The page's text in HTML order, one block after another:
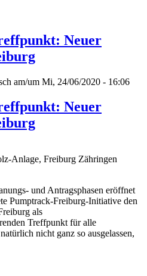
Neuer
am/um Mi, 24/06/2020 - 16:06
Neuer
Anlage, Freiburg Zähringen
und Antragsphasen eröffnet
Pumptrack-Freiburg-Initiative den
als
Treffpunkt für alle
nicht ganz so ausgelassen,